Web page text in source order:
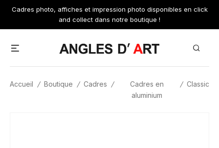
Skip
content
Cadres photo, affiches et impression photo disponibles en click
and collect dans notre boutique !
Accueil / Boutique / Cadres /
Cadres en
aluminium
/ Classic